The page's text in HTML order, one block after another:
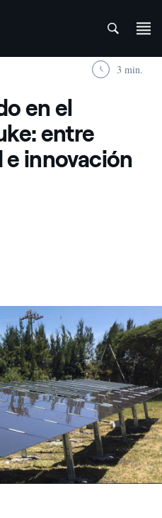
3 min.
en el
entre
innovación
sfondo